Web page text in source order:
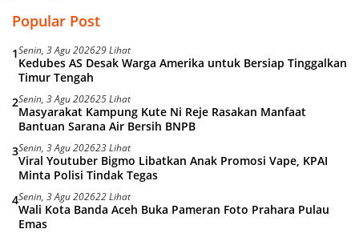
Popular Post
1Senin, 3 Agu 202629 Lihat
Kedubes AS Desak Warga Amerika untuk Bersiap Tinggalkan
Timur Tengah
2Senin, 3 Agu 202625 Lihat
Masyarakat Kampung Kute Ni Reje Rasakan Manfaat
Bantuan Sarana Air Bersih BNPB
3Senin, 3 Agu 202623 Lihat
Viral Youtuber Bigmo Libatkan Anak Promosi Vape, KPAI
Minta Polisi Tindak Tegas
4Senin, 3 Agu 202622 Lihat
Wali Kota Banda Aceh Buka Pameran Foto Prahara Pulau
Emas